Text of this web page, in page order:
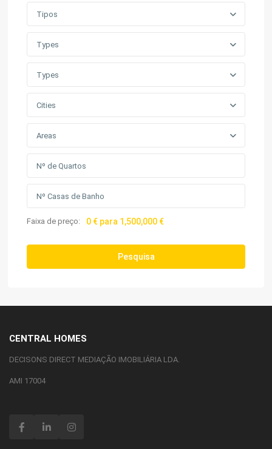
Tipos
Types
Types
Cities
Areas
Faixa de preço: 0 € para 1,500,000 €
Pesquisa
CENTRAL HOMES
DECISONS DIRECT MEDIAÇÃO IMOBILIÁRIA LDA.
AMI 17004